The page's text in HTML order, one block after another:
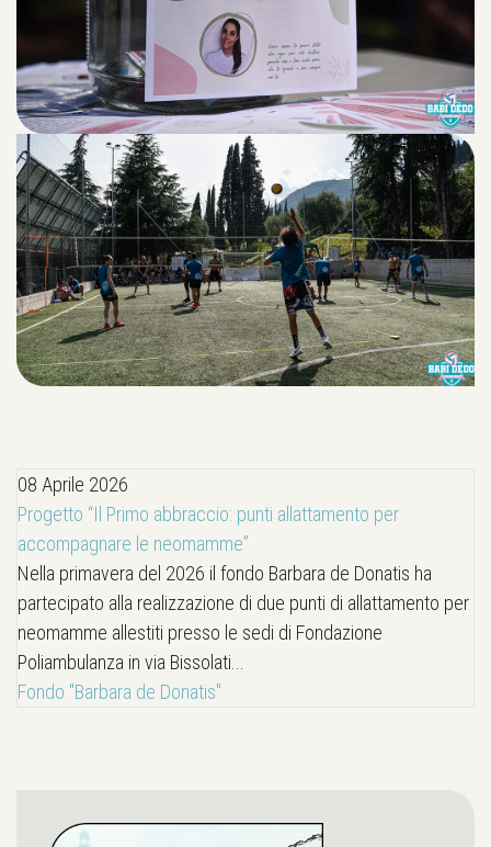
08 Aprile 2026
Progetto “Il Primo abbraccio: punti allattamento per
accompagnare le neomamme”
Nella primavera del 2026 il fondo Barbara de Donatis ha
partecipato alla realizzazione di due punti di allattamento per
neomamme allestiti presso le sedi di Fondazione
Poliambulanza in via Bissolati...
Fondo "Barbara de Donatis"